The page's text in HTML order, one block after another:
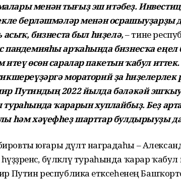
менән тығыҙ эш итәбеҙ.
берләшмәләр менән осрашыуҙарҙы
асыҡ, бизнеста был һиҙелә,– тине
пандемияһы арҡаһында бизнесҡа
өсөн саралар пакетын ҡабул
мораторий ҙа һиҙелерлек
Путиндың 2022 йылда бәләкәй
ҡарарын хуплайбыҙ. Беҙ
һәм хәүефһеҙ шарттар булдырыуҙы
юғары дәүләт наградаһы –
бүләкләү тураһында ҡарар ҡабул
Путин республика етәксеһенең